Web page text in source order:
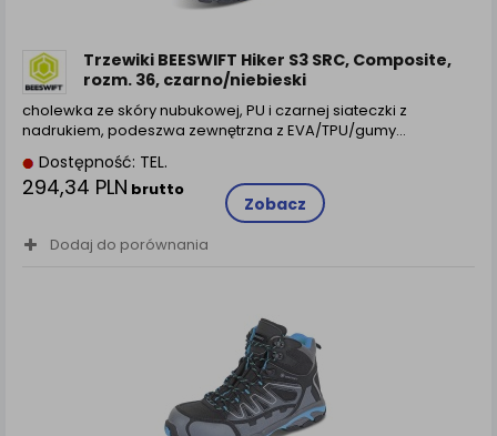
Trzewiki BEESWIFT Hiker S3 SRC, Composite,
rozm. 36, czarno/niebieski
cholewka ze skóry nubukowej, PU i czarnej siateczki z
nadrukiem, podeszwa zewnętrzna z EVA/TPU/gumy…
Dostępność: TEL.
294,34 PLN brutto
Zobacz
Dodaj do porównania
zamówienia na Państwa email lub wyświetlenie
cenach indywidualnych, ważna jest Państwa
wcześniejsza zgoda której udzieliliście podczas
zakładania konta.
Każda Państwa zgoda jest dobrowolna i można ją w
dowolnym momencie wycofać.
Polityka prywatności (rozwiń)
Klauzula Informacyjna (rozwiń)
Lista Zaufanych Partnerów (rozwiń)